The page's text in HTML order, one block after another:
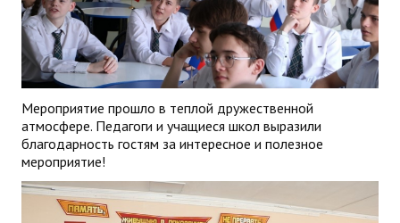
Мероприятие прошло в теплой дружественной
атмосфере. Педагоги и учащиеся школ выразили
благодарность гостям за интересное и полезное
мероприятие!